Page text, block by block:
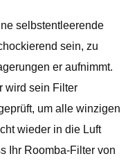
selbstentleerende
sein, zu
er aufnimmt.
wird sein Filter
um alle winzigen
wieder in die Luft
Ihr Roomba-Filter von